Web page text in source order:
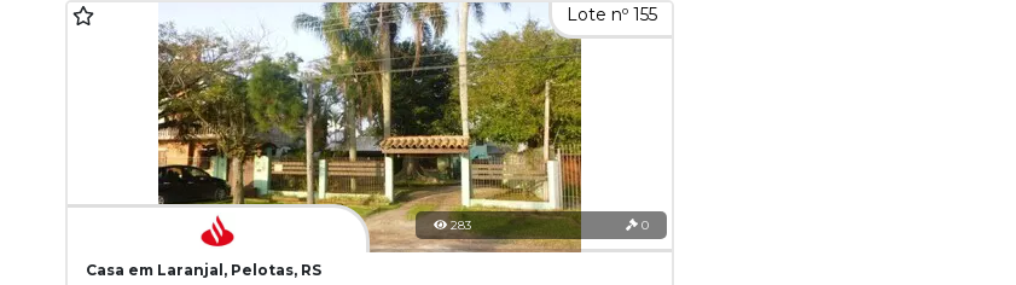
Lote nº 155
283 0
Casa em Laranjal, Pelotas, RS